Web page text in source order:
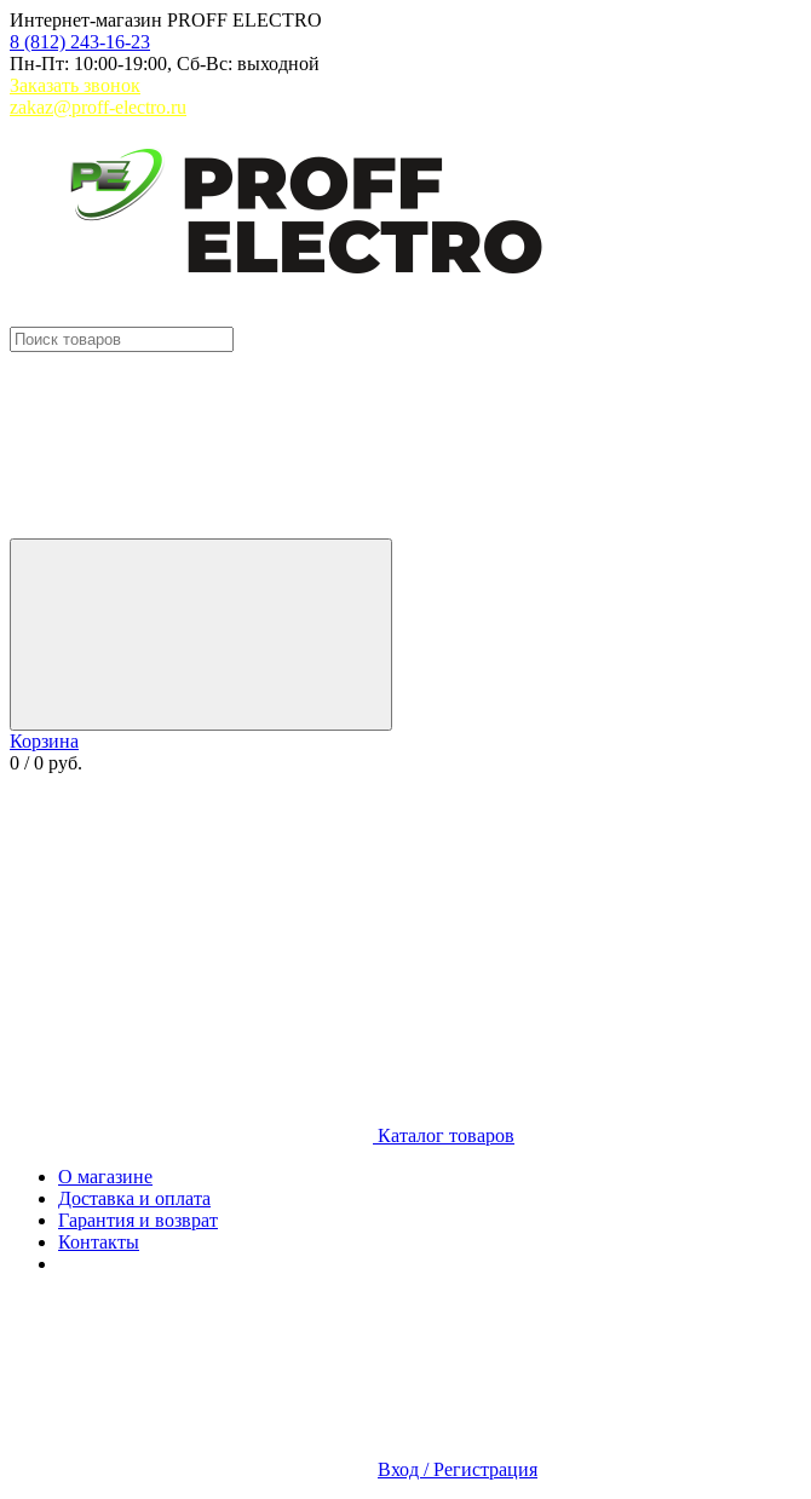
Интернет-магазин PROFF ELECTRO
8 (812) 243-16-23
Пн-Пт: 10:00-19:00, Сб-Вс: выходной
Заказать звонок
zakaz@proff-electro.ru
Корзина
0 / 0 руб.
Каталог товаров
О магазине
Доставка и оплата
Гарантия и возврат
Контакты
Вход / Регистрация